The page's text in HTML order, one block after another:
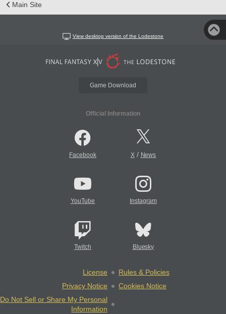
Main Site
View desktop version of the Lodestone
Game Download
Official Information
Facebook X/ News
YouTube Instagram
Twitch Bluesky
License
Rules & Policies
Privacy Notice
Cookies Notice
Do Not Sell or Share My Personal
Information